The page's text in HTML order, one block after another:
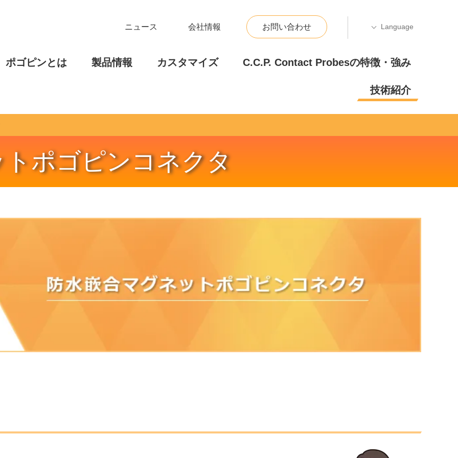
ニュース 会社情報 お問い合わせ
ポゴピンとは 製品情報 カスタマイズ C.C.P. Contact Probesの特徴・強み
技術紹介
ポゴピンコネクタ